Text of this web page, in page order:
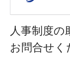
人事制度の
お問合せく